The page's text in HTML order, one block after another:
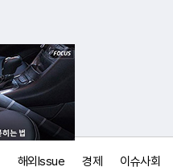
해외Issue 경제 이슈사회